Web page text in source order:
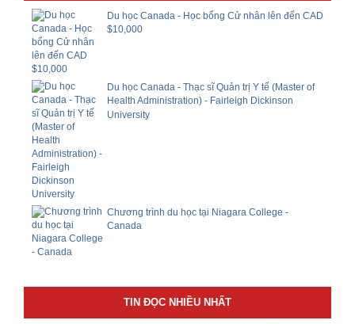
Du học Canada - Học bổng Cử nhân lên đến CAD
$10,000
Du học Canada - Thạc sĩ Quản trị Y tế (Master of
Health Administration) - Fairleigh Dickinson
University
Chương trình du học tại Niagara College -
Canada
TIN ĐỌC NHIỀU NHẤT